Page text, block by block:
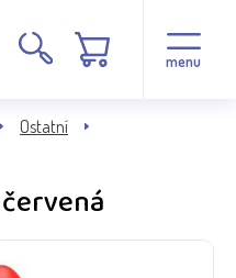
menu
Ostatní